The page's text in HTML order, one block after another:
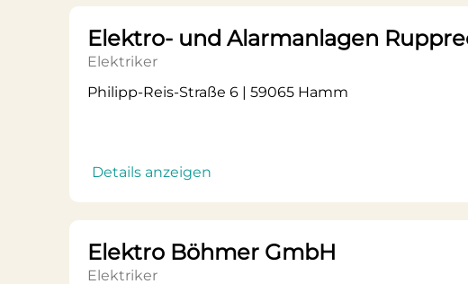
Elektro- und Alarmanlagen
Elektriker
Philipp-Reis-Straße 6 | 59065 Hamm
Details anzeigen
Elektro Böhmer GmbH
Elektriker